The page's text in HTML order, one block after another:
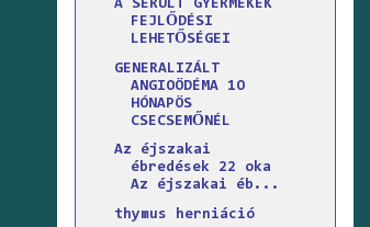
A SÉRÜLT GYERMEKEK
FEJLŐDÉSI
LEHETŐSÉGEI
GENERALIZÁLT
ANGIOÖDÉMA 1O
HÓNAPÖS
CSECSEMŐNÉL
Az éjszakai
ébredések 22 oka
Az éjszakai éb...
thymus herniáció